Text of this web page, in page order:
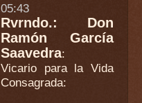
05:43
Rvrndo.: Don
Ramón García
Saavedra:
Vicario para la Vida
Consagrada: